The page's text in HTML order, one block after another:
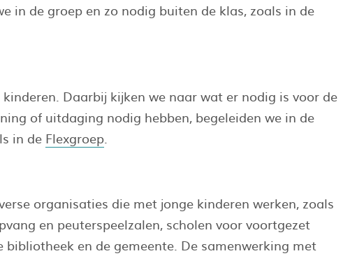
in de groep en zo nodig buiten de klas, zoals in de
Daarbij kijken we naar wat er nodig is voor de
of uitdaging nodig hebben, begeleiden we in de
in de Flexgroep.
organisaties die met jonge kinderen werken, zoals
en peuterspeelzalen, scholen voor voortgezet
bibliotheek en de gemeente. De samenwerking met